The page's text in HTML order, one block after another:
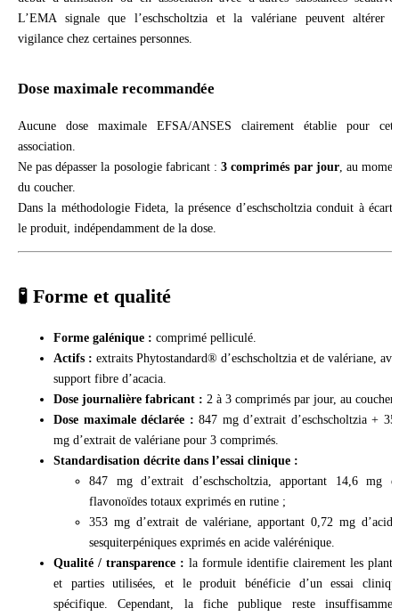
L’EMA signale que l’eschscholtzia et la valériane peuvent altérer
vigilance chez certaines personnes.
Dose maximale recommandée
Aucune dose maximale EFSA/ANSES clairement établie pour
association.
Ne pas dépasser la posologie fabricant :3 comprimés par jour, au
du coucher.
Dans la méthodologie Fideta, la présence d’eschscholtzia conduit à
le produit, indépendamment de la dose.
🧪 Forme et qualité
Forme galénique : comprimé pelliculé.
Actifs : extraits Phytostandard® d’eschscholtzia et de valériane,
support fibre d’acacia.
Dose journalière fabricant : 2 à 3 comprimés par jour, au coucher.
Dose maximale déclarée : 847 mg d’extrait d’eschscholtzia +
mg d’extrait de valériane pour 3 comprimés.
Standardisation décrite dans l’essai clinique :
847 mg d’extrait d’eschscholtzia, apportant 14,6 mg
flavonoïdes totaux exprimés en rutine ;
353 mg d’extrait de valériane, apportant 0,72 mg
sesquiterpéniques exprimés en acide valérénique.
Qualité / transparence : la formule identifie clairement les
et parties utilisées, et le produit bénéficie d’un essai
spécifique. Cependant, la fiche publique reste